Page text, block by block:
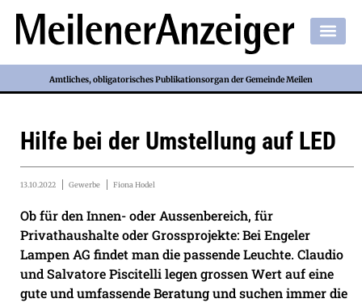
Amtliches, obligatorisches Publikationsorgan der Gemeinde Meilen
Hilfe bei der Umstellung auf LED
13.10.2022 Gewerbe Fiona Hodel
Ob für den Innen- oder Aussenbereich, für
Privathaushalte oder Grossprojekte: Bei Engeler
Lampen AG findet man die passende Leuchte. Claudio
und Salvatore Piscitelli legen grossen Wert auf eine
gute und umfassende Beratung und suchen immer die